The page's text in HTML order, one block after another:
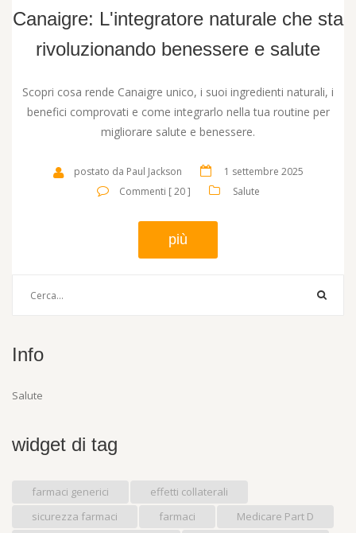
Canaigre: L'integratore naturale che sta
rivoluzionando benessere e salute
Scopri cosa rende Canaigre unico, i suoi ingredienti naturali, i
benefici comprovati e come integrarlo nella tua routine per
migliorare salute e benessere.
postato da Paul Jackson
1 settembre 2025
Commenti [ 20 ]
Salute
più
Info
Salute
widget di tag
farmaci generici
effetti collaterali
sicurezza farmaci
farmaci
Medicare Part D